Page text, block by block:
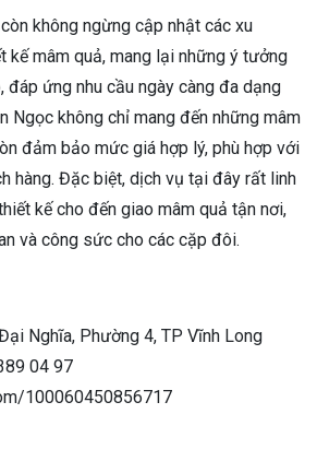
không ngừng cập nhật các xu
kế mâm quả, mang lại những ý tưởng
đáp ứng nhu cầu ngày càng đa dạng
Ngọc không chỉ mang đến những mâm
đảm bảo mức giá hợp lý, phù hợp với
hàng. Đặc biệt, dịch vụ tại đây rất linh
kế cho đến giao mâm quả tận nơi,
và công sức cho các cặp đôi.
Nghĩa, Phường 4, TP Vĩnh Long
04 97
100060450856717